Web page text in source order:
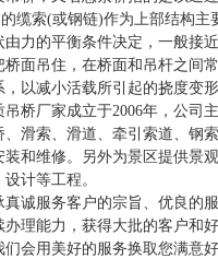
缆索(或钢链)作为上部结构主
由力的平衡条件决定，一般接
桥面吊住，在桥面和吊杆之间
以减小活载所引起的挠度变形
吊桥厂家成立于2006年，公司
、滑索、滑道、牵引索道、钢
装和维修。另外为景区提供景
计等工程。
真诚服务客户的宗旨、优良的
办理能力，获得大批的客户和
会用美好的服务换取您满意好